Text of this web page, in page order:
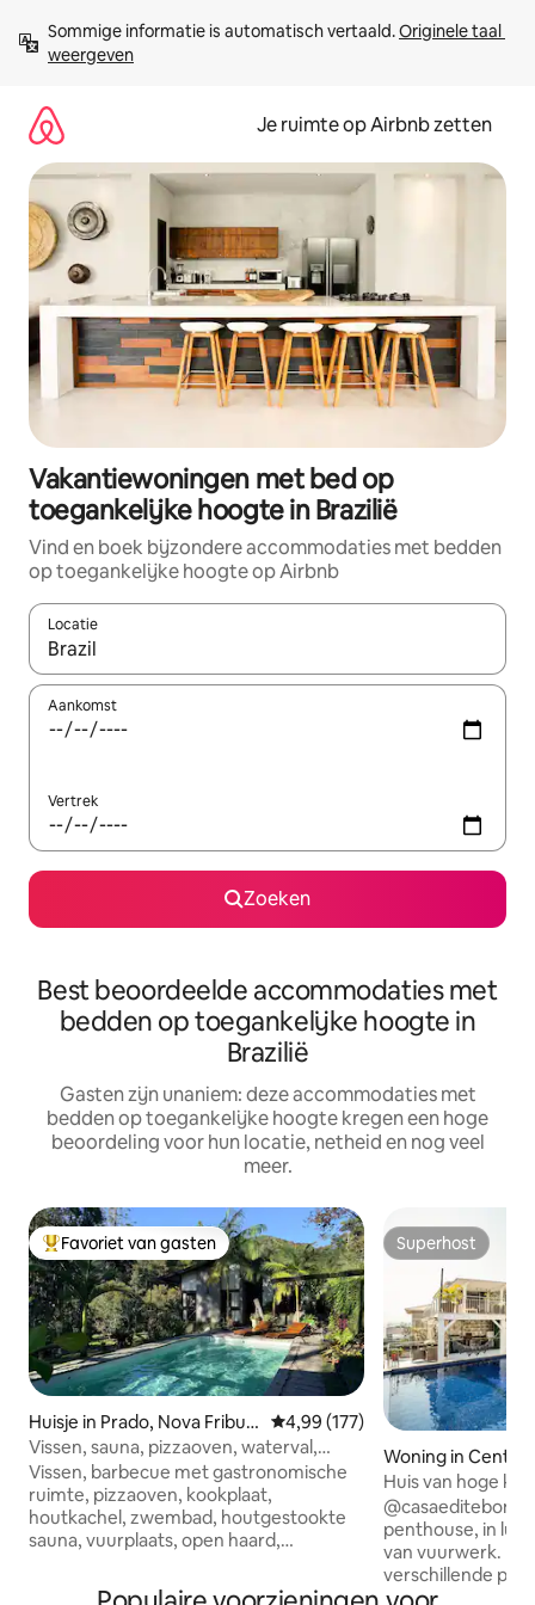
direct
naar
Sommige informatie is automatisch vertaald. Originele taal
weergeven
Je ruimte op Airbnb zetten
Vakantiewoningen met bed op
toegankelijke hoogte in Brazilië
Vind en boek bijzondere accommodaties met bedden
op toegankelijke hoogte op Airbnb
Locatie
Wanneer er suggesties beschikbaar zijn, maak je een keuze
Aankomst
Vertrek
Zoeken
Best beoordeelde accommodaties met
bedden op toegankelijke hoogte in
Brazilië
Gasten zijn unaniem: deze accommodaties met
bedden op toegankelijke hoogte kregen een hoge
beoordeling voor hun locatie, netheid en nog veel
meer.
Topfavoriet van gasten
Favoriet van gasten
Huisje in Prado, Nova Fribur
go
Gemiddelde beoordeling van
4,99 (177)
Vissen, sauna, pizzaoven, waterval,
volleybal, voetbal
Vissen, barbecue met gastronomische
ruimte, pizzaoven, kookplaat,
houtkachel, zwembad, houtgestookte
sauna, vuurplaats, open haard,
veld, watersproeier, hangmat, volleybal
Superhost
Superhost
Woning in Centro
Huis van hoge
panoramisch
@casaeditebombinhas
penthouse, in
van vuurwerk.
verschillende
de stranden van